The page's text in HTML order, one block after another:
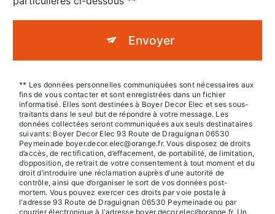
Envoyer
** Les données personnelles communiquées sont nécessaires aux
fins de vous contacter et sont enregistrées dans un fichier
informatisé. Elles sont destinées à Boyer Decor Elec et ses sous-
traitants dans le seul but de répondre à votre message. Les
données collectées seront communiquées aux seuls destinataires
suivants: Boyer Decor Elec 93 Route de Draguignan 06530
Peymeinade boyer.decor.elec@orange.fr. Vous disposez de droits
d’accès, de rectification, d’effacement, de portabilité, de limitation,
d’opposition, de retrait de votre consentement à tout moment et du
droit d’introduire une réclamation auprès d’une autorité de
contrôle, ainsi que d’organiser le sort de vos données post-
mortem. Vous pouvez exercer ces droits par voie postale à
l'adresse 93 Route de Draguignan 06530 Peymeinade ou par
courrier électronique à l'adresse boyer.decor.elec@orange.fr. Un